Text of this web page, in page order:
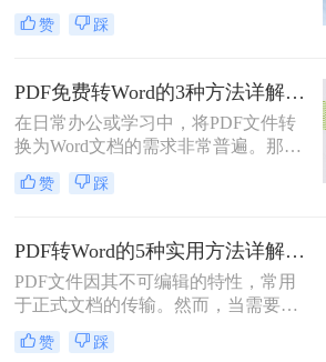
Word文档因其易于编辑和修改的特点
而备受青睐。那么电脑上pdf怎么转换
换成Word的实用方法。
赞 踩
PDF免费转Word的3种方法详解：复制粘贴、在线工具与Word内置转换效果对比！
在日常办公或学习中，将PDF文件转
换为Word文档的需求非常普遍。那么
pdf怎么免费转换成word文档呢？本文
将重点介绍三种免费且无需专业技能
赞 踩
PDF转Word的5种实用方法详解：含扫描件OCR处理与格式校对指南！
PDF文件因其不可编辑的特性，常用
于正式文档的传输。然而，当需要对
PDF内容进行修改时，将其转换为可
编辑的Word文档是必要的。那么pdf
赞 踩